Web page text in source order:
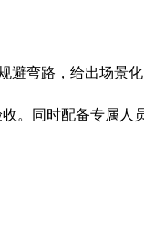
避弯路，给出场景
。同时配备专属人